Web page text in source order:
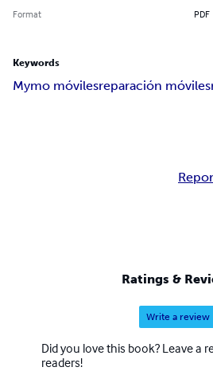
Format PDF
Keywords
Mymo móvilesreparación móviles
Ratings &
Write a review
Did you love this book? Leave a
readers!